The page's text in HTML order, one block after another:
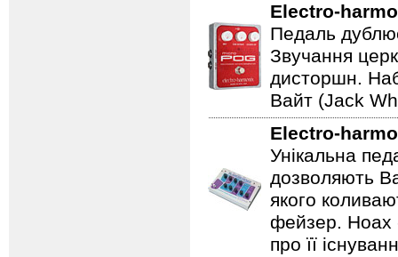
Electro-
Педаль
Звучання
дисторшн.
Вайт (Jack
Electro-
Унікальна
дозволяють
якого
фейзер. Hoax
про її